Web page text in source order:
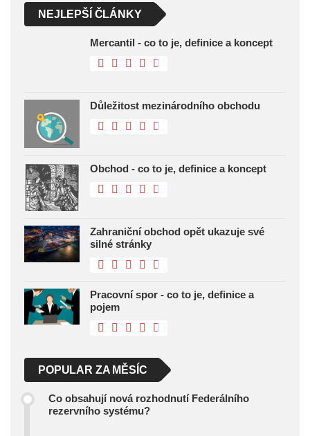
NEJLEPŠÍ ČLÁNKY
Mercantil - co to je, definice a koncept
Důležitost mezinárodního obchodu
Obchod - co to je, definice a koncept
Zahraniční obchod opět ukazuje své
silné stránky
Pracovní spor - co to je, definice a
pojem
POPULAR ZA MĚSÍC
Co obsahují nová rozhodnutí Federálního
rezervního systému?